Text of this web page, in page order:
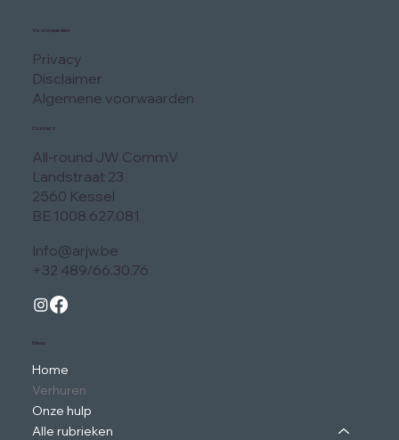
Voorwaarden
Privacy
Disclaimer
Algemene voorwaarden
Contact
All-round JW CommV
Landstraat 23
2560 Kessel
BE 1008.627.081
Info@arjw.be
+32 489/66.30.76
Menu
Home
Verhuren
Onze hulp
Alle rubrieken